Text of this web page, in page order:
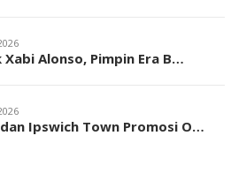
Xabi Alonso, Pimpin Era B…
Ipswich Town Promosi O…